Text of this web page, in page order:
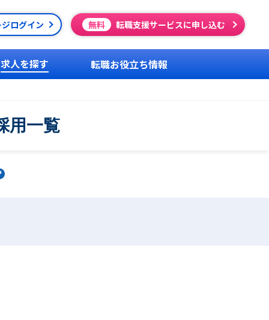
ログイン 無料 転職支援サービスに申し込む
求人を探す 転職お役立ち情報
用一覧